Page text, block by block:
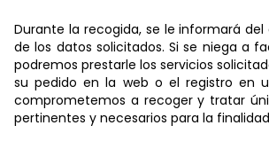
Durante la recogida, se le informará
de los datos solicitados. Si se niega a
podremos prestarle los servicios
su pedido en la web o el registro en
comprometemos a recoger y tratar
pertinentes y necesarios para la